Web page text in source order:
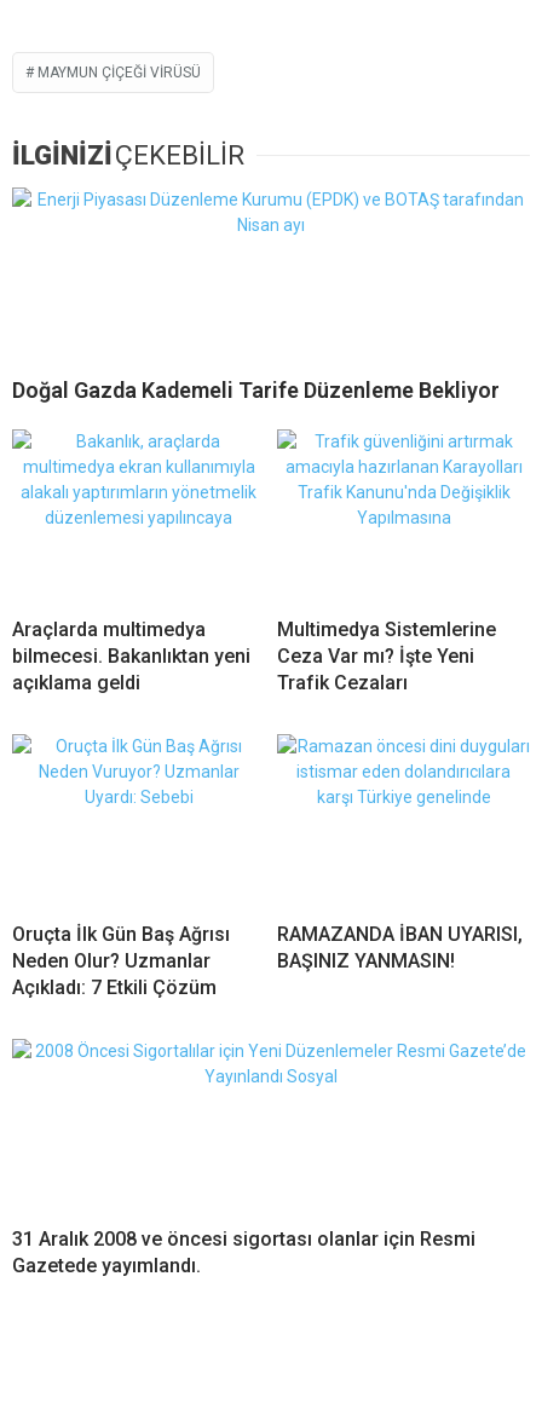
MAYMUN ÇIÇEĞI VIRÜSÜ
İLGİNİZİÇEKEBİLİR
Doğal Gazda Kademeli Tarife Düzenleme Bekliyor
Araçlarda multimedya
bilmecesi. Bakanlıktan yeni
açıklama geldi
Multimedya Sistemlerine
Ceza Var mı? İşte Yeni
Trafik Cezaları
Oruçta İlk Gün Baş Ağrısı
Neden Olur? Uzmanlar
Açıkladı: 7 Etkili Çözüm
RAMAZANDA İBAN UYARISI,
BAŞINIZ YANMASIN!
31 Aralık 2008 ve öncesi sigortası olanlar için Resmi
Gazetede yayımlandı.